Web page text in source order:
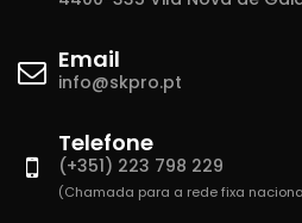
Email
info@skpro.pt
Telefone
(+351) 223 798 229
(Chamada para a rede fixa